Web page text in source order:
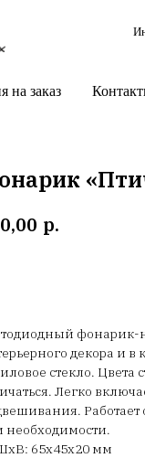
на заказ
р.
фонарик-
декора и в
стекло. Цвета
Легко
Работает
необходимости.
65x45x20 мм